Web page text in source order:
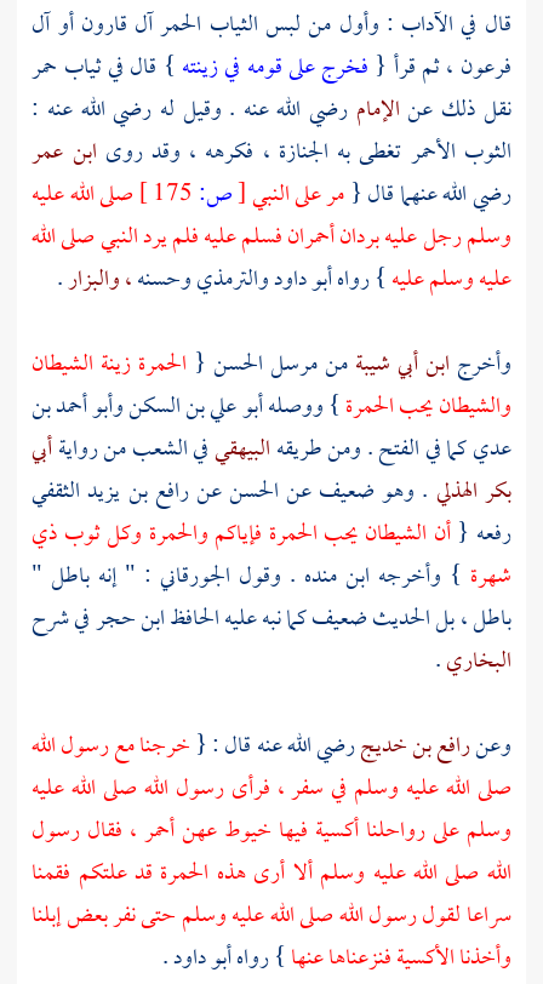
قال في الآداب : وأول من لبس الثياب الحمر آل قارونأو آل
فرعون ، ثم قرأ { فخرج على قومه في زينته } قال في ثياب حمر
نقل ذلك عنالإمام رضي الله عنه . وقيل له رضي الله عنه :
الثوب الأحمر تغطى به الجنازة ، فكرهه ، وقد روى ابن عمر
رضي الله عنهما قال {مر على النبي[ص:
صلى الله عليه
وسلم رجل عليه بردان أحمران فسلم عليه فلم يرد النبي صلى الله
عليه وسلم عليه} رواهأبو داودوالترمذيوحسنه، والبزار.
وأخرج ابن أبي شيبةمن مرسلالحسن { الحمرة زينة الشيطان
والشيطان يحب الحمرة} ووصلهأبو علي بن السكنوأبو أحمد بن
عديكما في الفتح . ومن طريقهالبيهقيفي الشعب من روايةأبي
بكر الهذلي . وهو ضعيف عنالحسنعنرافع بن يزيد الثقفي
رفعه {أن الشيطان يحب الحمرة فإياكم والحمرة وكل ثوب ذي
شهرة } وأخرجه ابن منده . وقول الجورقاني : " إنه باطل "
باطل ، بل الحديث ضعيف كما نبه عليه الحافظابن حجرفي شرح
البخاري.
وعنرافع بن خديجرضي الله عنه قال : {خرجنا مع رسول الله
صلى الله عليه وسلم في سفر ، فرأى رسول الله صلى الله عليه
وسلم على رواحلنا أكسية فيها خيوط عهن أحمر ، فقال رسول
الله صلى الله عليه وسلم ألا أرى هذه الحمرة قد علتكم فقمنا
سراعا لقول رسول الله صلى الله عليه وسلم حتى نفر بعض إبلنا
وأخذنا الأكسية فنزعناها عنها} رواهأبو داود.